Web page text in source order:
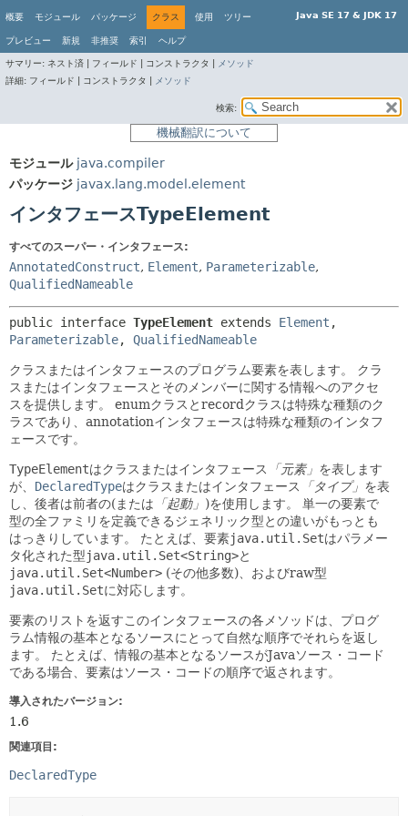
Java SE 17 & JDK 17
概要 モジュール パッケージ クラス 使用 ツリー
プレビュー 新規 非推奨 索引 ヘルプ
サマリー: ネスト済 | フィールド | コンストラクタ |
メソッド
詳細: フィールド | コンストラクタ | メソッド
検索:
機械翻訳について
モジュール java.compiler
パッケージ javax.lang.model.element
インタフェースTypeElement
すべてのスーパー・インタフェース:
AnnotatedConstruct, Element, Parameterizable,
QualifiedNameable
public interface TypeElement extends Element
Parameterizable, QualifiedNameable
クラスまたはインタフェースのプログラム要素を表します。
クラ
スまたはインタフェースとそのメンバーに関する情報へのアクセ
スを提供します。
enumクラスとrecordクラスは特殊な種類のク
ラスであり、annotationインタフェースは特殊な種類のインタフ
ェースです。
TypeElementはクラスまたはインタフェース 「元素」 を表します
が、 DeclaredTypeはクラスまたはインタフェース 「タイプ」 を表
し、後者は前者の(または 「起動」 )を使用します。
単一の要素で
型の全ファミリを定義できるジェネリック型との違いがもっとも
はっきりしています。
たとえば、要素java.util.Setはパラメー
タ化された型java.util.Set<String>と
java.util.Set<Number> (その他多数)、およびraw型
java.util.Setに対応します。
要素のリストを返すこのインタフェースの各メソッドは、プログ
ラム情報の基本となるソースにとって自然な順序でそれらを返し
ます。
たとえば、情報の基本となるソースがJavaソース・コード
である場合、要素はソース・コードの順序で返されます。
導入されたバージョン:
1.6
関連項目:
DeclaredType